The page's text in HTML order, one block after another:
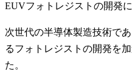
EUVフォトレジストの開発
次世代の半導体製造技術で
るフォトレジストの開発を
た。